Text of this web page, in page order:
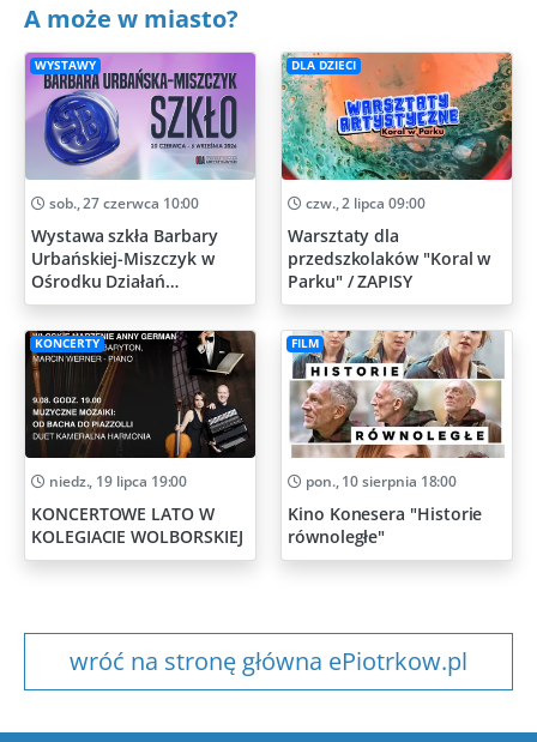
A może w miasto?
WYSTAWY
sob., 27 czerwca 10:00
Wystawa szkła Barbary
Urbańskiej-Miszczyk w
Ośrodku Działań
Artystycznych
DLA DZIECI
czw., 2 lipca 09:00
Warsztaty dla
przedszkolaków "Koral w
Parku" / ZAPISY
KONCERTY
niedz., 19 lipca 19:00
KONCERTOWE LATO W
KOLEGIACIE WOLBORSKIEJ
FILM
pon., 10 sierpnia 18:00
Kino Konesera "Historie
równoległe"
wróć na stronę główna ePiotrkow.pl